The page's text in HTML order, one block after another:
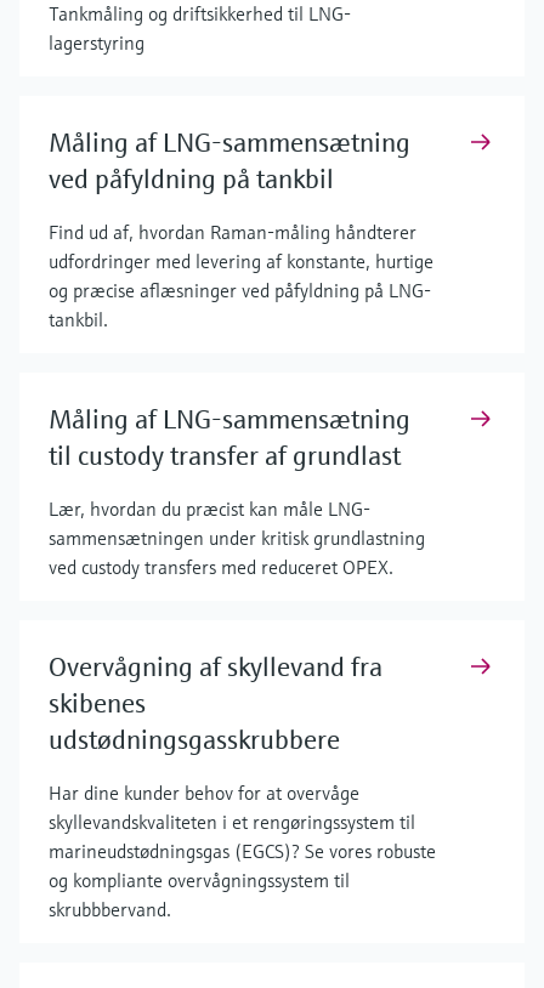
Tankmåling og driftsikkerhed til LNG-
lagerstyring
Måling af LNG-sammensætning
ved påfyldning på tankbil
Find ud af, hvordan Raman-måling håndterer
udfordringer med levering af konstante, hurtige
og præcise aflæsninger ved påfyldning på LNG-
tankbil.
Måling af LNG-sammensætning
til custody transfer af grundlast
Lær, hvordan du præcist kan måle LNG-
sammensætningen under kritisk grundlastning
ved custody transfers med reduceret OPEX.
Overvågning af skyllevand fra
skibenes
udstødningsgasskrubbere
Har dine kunder behov for at overvåge
skyllevandskvaliteten i et rengøringssystem til
marineudstødningsgas (EGCS)? Se vores robuste
og kompliante overvågningssystem til
skrubbbervand.